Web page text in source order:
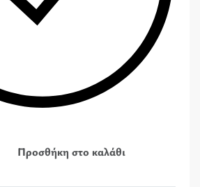
Προσθήκη στο καλάθι